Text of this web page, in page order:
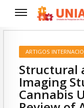
ARTIGOS
Structural
Imaging
Cannabis